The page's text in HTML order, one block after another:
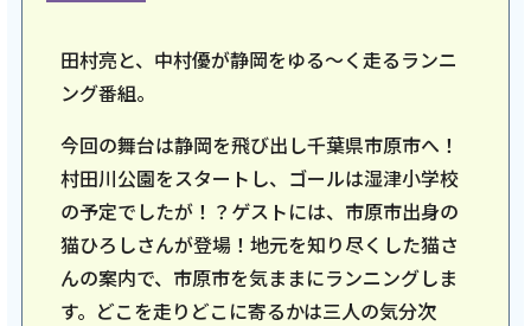
田村亮と、中村優が静岡をゆる〜く走るランニ
ング番組。
今回の舞台は静岡を飛び出し千葉県市原市へ！
村田川公園をスタートし、ゴールは湿津小学校
の予定でしたが！？ゲストには、市原市出身の
猫ひろしさんが登場！地元を知り尽くした猫さ
んの案内で、市原市を気ままにランニングしま
す。どこを走りどこに寄るかは三人の気分次